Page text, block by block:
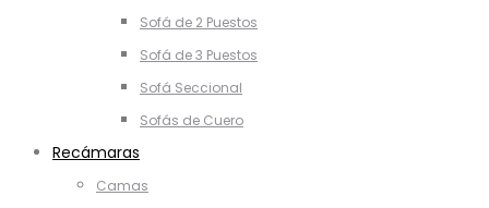
Sofá de 2 Puestos
Sofá de 3 Puestos
Sofá Seccional
Sofás de Cuero
Recámaras
Camas